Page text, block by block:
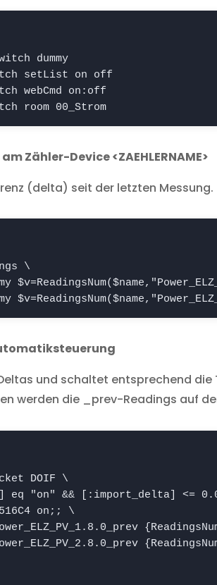
dummy
setList on off
webCmd on:off
room 00_Strom
Zähler-Device <ZAEHLERNAME>
(delta) seit der letzten Messung.
\
und schaltet entsprechend
werden die _prev-Readings auf
DOIF \
eq "on" && [ :import_delta] <=
on;; \